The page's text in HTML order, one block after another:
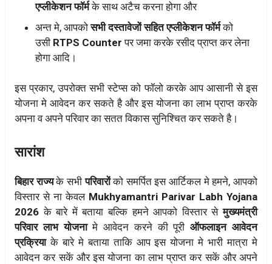
एप्लीकेशन फॉर्मके साथ अटैच करना होगा और
अन्त मे, आपकोसभी दस्तावेजों सहित एप्लीकेशन फॉर्मको
उसी RTPS Counter पर जमा करके रसीद प्राप्त कर लेना
होगा आदि।
इस प्रकार, उपरोक्त सभी स्टेप्स को फॉलो करके आप आसानी से इस
योजना मे आवेदन कर सकते है और इस योजना का लाभ प्राप्त करके
अपना व अपने परिवार का सतत विकास सुनिश्चित कर सकते है।
सारांश
बिहार राज्यके सभीपरिवारोंको समर्पित इस आर्टिकल मे हमने, आपको
विस्तार से ना केवल Mukhyamantri Parivar Labh Yojana
2026के बारे में बताया बल्कि हमने आपको विस्तार सेमुख्यमंत्री
परिवार लाभ योजनामे आवेदन करने की पूरी ऑफलाइन आवेदन
प्रक्रियाके बारे मे बताया ताकि आप इस योजना मे भारी मात्रा मे
आवेदन कर सकें और इस योजना का लाभ प्राप्त कर सकें और अपने